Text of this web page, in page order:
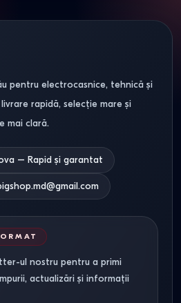
pentru electrocasnice, tehnică și
rapidă, selecție mare și
mai clară.
– Rapid și garantat
ul nostru pentru a primi
actualizări și informații